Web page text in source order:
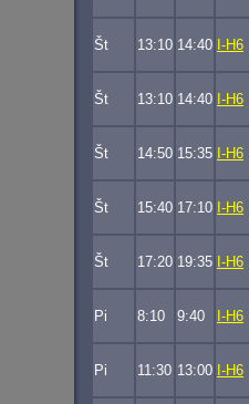
Št 13:10 14:40 I-H6
Št 13:10 14:40 I-H6
Št 14:50 15:35 I-H6
Št 15:40 17:10 I-H6
Št 17:20 19:35 I-H6
Pi 8:10 9:40 I-H6
Pi 11:30 13:00 I-H6